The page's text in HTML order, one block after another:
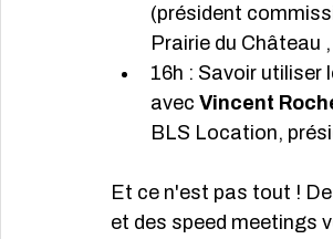
(président
Prairie du Château
16h : Savoir utiliser
avec Vincent
BLS Location,
Et ce n'est pas tout !
et des speed meetings